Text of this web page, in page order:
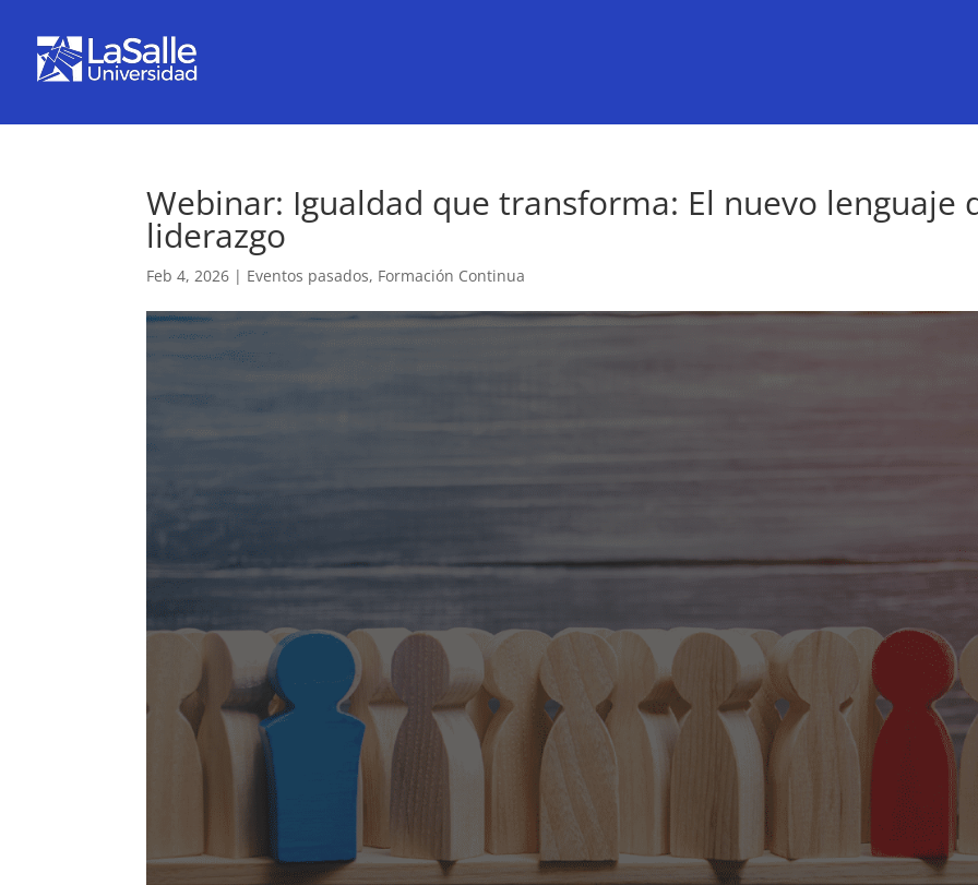
Webinar: Igualdad que transforma: El nuevo lenguaje
liderazgo
Feb 4, 2026 | Eventos pasados, Formación Continua